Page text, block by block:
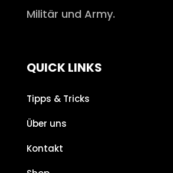
Militär und Army.
QUICK LINKS
Tipps & Tricks
Über uns
Kontakt